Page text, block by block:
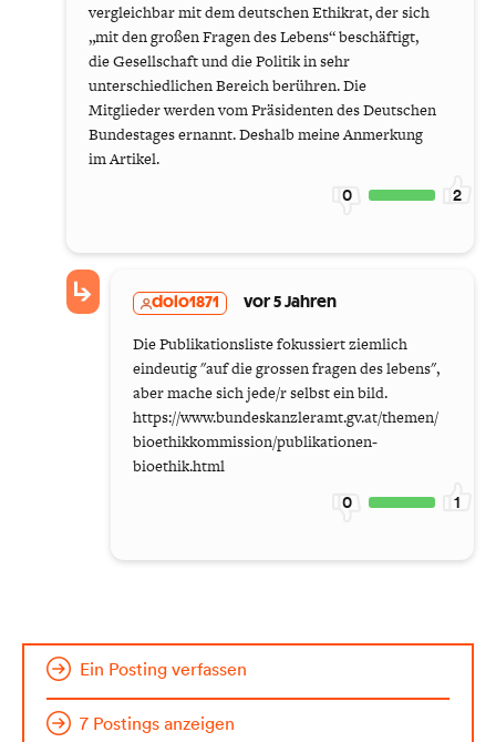
vergleichbar mit dem deutschen Ethikrat, der sich
„mit den großen Fragen des Lebens“ beschäftigt,
die Gesellschaft und die Politik in sehr
unterschiedlichen Bereich berühren. Die
Mitglieder werden vom Präsidenten des Deutschen
Bundestages ernannt. Deshalb meine Anmerkung
im Artikel.
0 2
dolo1871 vor 5 Jahren
Die Publikationsliste fokussiert ziemlich
eindeutig "auf die grossen fragen des lebens",
aber mache sich jede/r selbst ein bild.
https://www.bundeskanzleramt.gv.at/themen/
bioethikkommission/publikationen-
bioethik.html
0 1
Ein Posting verfassen
7 Postings anzeigen